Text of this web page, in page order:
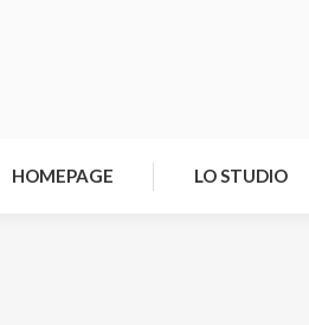
HOMEPAGE LO STUDIO